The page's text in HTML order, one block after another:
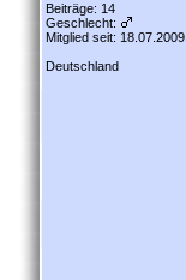
Beiträge: 14
Geschlecht:
Mitglied seit: 18.07.2009
Deutschland